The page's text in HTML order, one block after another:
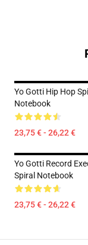
Yo Gotti Hip Hop
Notebook
23,75 € - 26,22 €
Yo Gotti Record
Spiral Notebook
23,75 € - 26,22 €